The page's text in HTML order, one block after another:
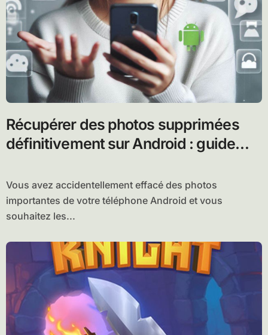
Récupérer des photos supprimées
définitivement sur Android : guide
Vous avez accidentellement effacé des photos
importantes de votre téléphone Android et vous
souhaitez les...